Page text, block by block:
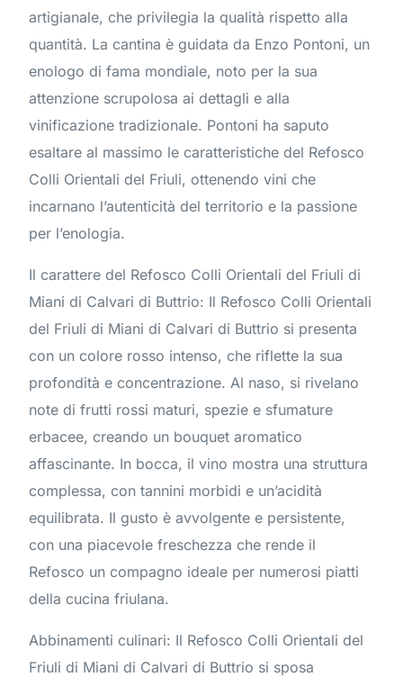
artigianale, che privilegia la qualità rispetto alla
quantità. La cantina è guidata da Enzo Pontoni, un
enologo di fama mondiale, noto per la sua
attenzione scrupolosa ai dettagli e alla
vinificazione tradizionale. Pontoni ha saputo
esaltare al massimo le caratteristiche del Refosco
Colli Orientali del Friuli, ottenendo vini che
incarnano l’autenticità del territorio e la passione
per l’enologia.
Il carattere del Refosco Colli Orientali del Friuli di
Miani di Calvari di Buttrio: Il Refosco Colli Orientali
del Friuli di Miani di Calvari di Buttrio si presenta
con un colore rosso intenso, che riflette la sua
profondità e concentrazione. Al naso, si rivelano
note di frutti rossi maturi, spezie e sfumature
erbacee, creando un bouquet aromatico
affascinante. In bocca, il vino mostra una struttura
complessa, con tannini morbidi e un’acidità
equilibrata. Il gusto è avvolgente e persistente,
con una piacevole freschezza che rende il
Refosco un compagno ideale per numerosi piatti
della cucina friulana.
Abbinamenti culinari: Il Refosco Colli Orientali del
Friuli di Miani di Calvari di Buttrio si sposa